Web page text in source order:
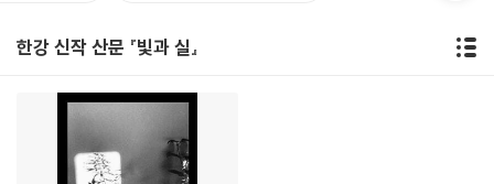
한강 신작 산문 『빛과 실』